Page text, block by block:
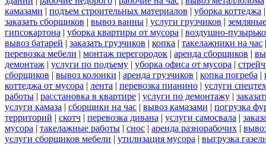
камазами | подъем строительных материалов | уборка коттеджа
заказать сборщиков | вывоз ванны | услуги грузчиков |
гипсокартона | уборка квартиры от мусора | воздушно-
вывоз батарей | заказать грузчиков | копка | такелажники на час
перевозка мебели | монтаж перегородок | аренда сборщиков |
демонтаж | услуги по подъему | уборка офиса от мусора |
сборщиков | вывоз колонки | аренда грузчиков | копка погреба |
коттеджа от мусора | лента | перевозка пианино | услуги
работы | расстановка в квартире | услуги по демонтажу |
услуги камаза | сборщики на час | вывоз камазами | погрузка
территорий | скотч | перевозка дивана | услуги самосвала |
мусора | такелажные работы | снос | аренда разнорабочих |
услуги сборщиков мебели | утилизация мусора | выгрузка